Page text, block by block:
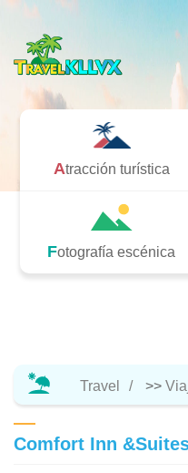
Atracción turística
Fotografía escénica
Travel >>
Comfort Inn